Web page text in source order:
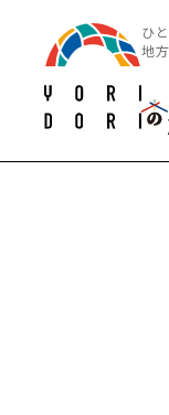
ひ
地